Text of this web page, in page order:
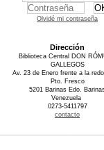
Olvidé mi contraseña
Dirección
Biblioteca Central DON
GALLEGOS
Av. 23 de Enero frente a la
Pto. Fresco
5201 Barinas Edo.
Venezuela
0273-5411797
contacto